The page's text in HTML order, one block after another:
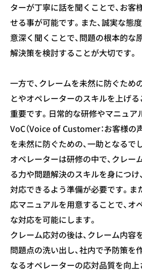
ターが丁寧に話を聞くことで、お客
せる事が可能です。また、誠実な態
意深く聞くことで、問題の根本的な
解決策を検討することが大切です。
一方で、クレームを未然に防ぐため
とやオペレーターのスキルを上げ
重要です。日常的な研修やマニュア
VoC（Voice of Customer：お客様の
を未然に防ぐための、一助となるで
オペレーターは研修の中で、クレー
る力や問題解決のスキルを身につけ
対応できるよう準備が必要です。ま
応マニュアルを用意することで、オ
な対応を可能にします。
クレーム応対の後は、クレーム内容を
問題点の洗い出し、社内で予防策を
なるオペレーターの応対品質を向上